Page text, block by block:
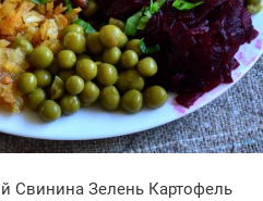
Свинина Зелень Картофель